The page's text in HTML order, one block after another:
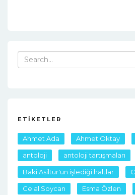
Search
for:
ETIKETLER
Ahmet Ada Ahmet Oktay
antoloji antoloji tartışmaları
Baki Asiltür'ün işlediği haltlar
Celal Soycan Esma Özlen